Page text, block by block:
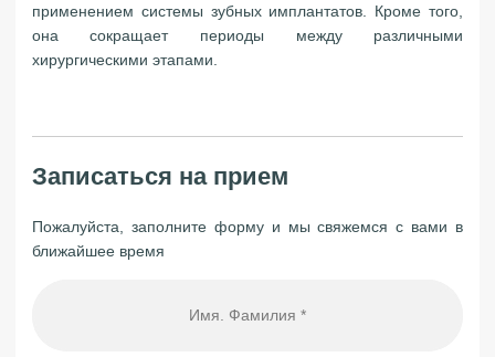
применением системы зубных имплантатов. Кроме того,
она сокращает периоды между различными
хирургическими этапами.
Записаться на прием
Пожалуйста, заполните форму и мы свяжемся с вами в
ближайшее время